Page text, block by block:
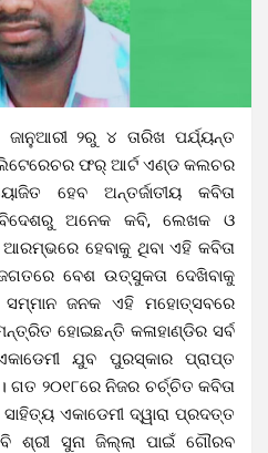
ଜାନୁଆରୀ ୨ରୁ ୪ ତାରିଖ ପର୍ଯ୍ୟନ୍ତ
ଲିଟେରେଚର ଫର୍ ଆର୍ଟ ଏଣ୍ଡ କଲଚର
ହେବ ଅନ୍ତର୍ଜାତୀୟ କବିତା
ଅନେକ କବି, ଲେଖକ ଓ
ଆରମ୍ଭରେ ହେବାକୁ ଥିବା ଏହି କବିତା
ବେଶ ଉତ୍ସୁକତା ଦେଖିବାକୁ
ସମ୍ମାନ ଜନକ ଏହି ମହୋତ୍ସବରେ
ହୋଇଛନ୍ତି କଳାହାଣ୍ଡିର ସର୍ବ
ଯୁବ ପୁରସ୍କାର ପ୍ରାପ୍ତ
୨୦୧୮ରେ ନିଜର ଚର୍ଚ୍ଚିତ କବିତା
ଏକାଡେମୀ ଦ୍ୱାରା ପ୍ରଦତ୍ତ
ଶ୍ରୀ ସୁନା ଜିଲ୍ଲା ପାଇଁ ଗୌରବ